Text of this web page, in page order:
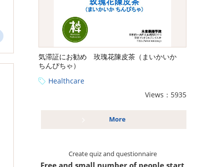
気滞証にお勧め 玫瑰花陳皮茶（まいかいか
ちんぴちゃ）
Healthcare
Views：5935
More
Create quiz and questionnaire
Free and small number of people start